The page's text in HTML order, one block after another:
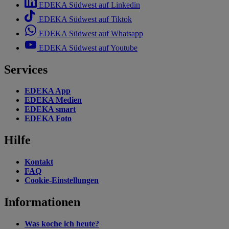
EDEKA Südwest auf Linkedin
EDEKA Südwest auf Tiktok
EDEKA Südwest auf Whatsapp
EDEKA Südwest auf Youtube
Services
EDEKA App
EDEKA Medien
EDEKA smart
EDEKA Foto
Hilfe
Kontakt
FAQ
Cookie-Einstellungen
Informationen
Was koche ich heute?